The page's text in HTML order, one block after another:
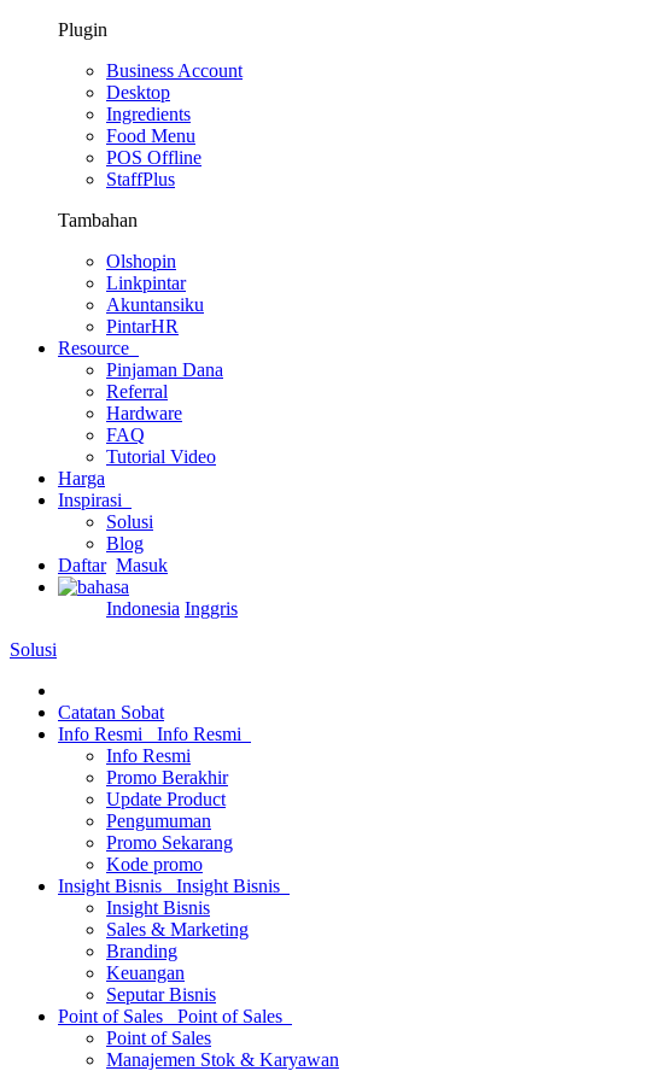
Plugin
Business Account
Desktop
Ingredients
Food Menu
POS Offline
StaffPlus
Tambahan
Olshopin
Linkpintar
Akuntansiku
PintarHR
Resource
Pinjaman Dana
Referral
Hardware
FAQ
Tutorial Video
Harga
Inspirasi
Solusi
Blog
Daftar Masuk
Indonesia Inggris
Solusi
Catatan Sobat
Info Resmi
Info Resmi
Info Resmi
Promo Berakhir
Update Product
Pengumuman
Promo Sekarang
Kode promo
Insight Bisnis
Insight Bisnis
Insight Bisnis
Sales & Marketing
Branding
Keuangan
Seputar Bisnis
Point of Sales
Point of Sales
Point of Sales
Manajemen Stok & Karyawan